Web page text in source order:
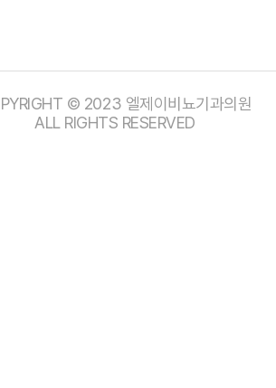
© 2023 엘제이비뇨기과의원
ALL RIGHTS RESERVED